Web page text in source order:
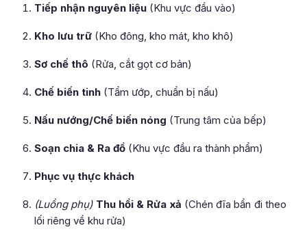
Tiếp nhận nguyên liệu (Khu vực đầu vào)
Kho lưu trữ (Kho đông, kho mát, kho khô)
Sơ chế thô (Rửa, cắt gọt cơ bản)
Chế biến tinh (Tẩm ướp, chuẩn bị nấu)
Nấu nướng/Chế biến nóng (Trung tâm của bếp)
Soạn chia & Ra đồ (Khu vực đầu ra thành phẩm)
Phục vụ thực khách
(Luồng phụ) Thu hồi & Rửa xả (Chén đĩa bẩn đi theo
lối riêng về khu rửa)